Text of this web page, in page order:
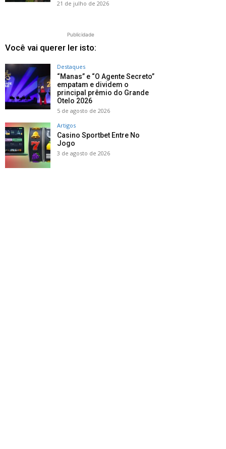
21 de julho de 2026
Publicidade
Você vai querer ler isto:
Destaques
“Manas” e “O Agente Secreto”
empatam e dividem o
principal prêmio do Grande
Otelo 2026
5 de agosto de 2026
Artigos
Casino Sportbet Entre No
Jogo
3 de agosto de 2026